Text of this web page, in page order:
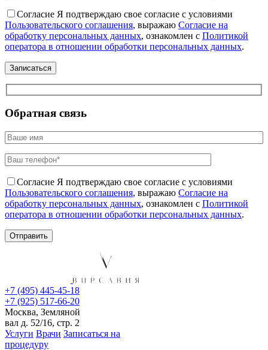
Согласие Я подтверждаю свое согласие с условиями
Пользовательского соглашения, выражаю Согласие на
обработку персональных данных, ознакомлен с Политикой
оператора в отношении обработки персональных данных.
Обратная связь
Согласие Я подтверждаю свое согласие с условиями
Пользовательского соглашения, выражаю Согласие на
обработку персональных данных, ознакомлен с Политикой
оператора в отношении обработки персональных данных.
+7 (495) 445-45-18
+7 (925) 517-66-20
Москва, Земляной
вал д. 52/16, стр. 2
Услуги Врачи Записаться на
процедуру